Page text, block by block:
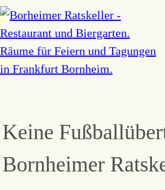
Keine
Bornheimer